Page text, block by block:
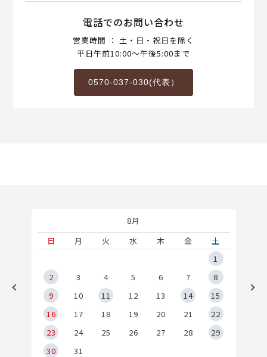
電話でのお問い合わせ
営業時間 ： 土・日・祝日を除く
平日午前10:00～午後5:00まで
0570-037-030(代表）
8月
日
月 火 水 木 金
土
1
2
3 4 5 6 7
8
9
10 11 12 13 14
15
16
17 18 19 20 21
22
23
24 25 26 27 28
29
30
31